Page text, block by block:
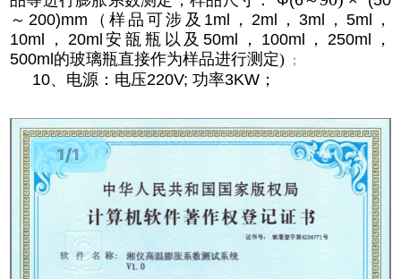
～200)mm （样 品可涉及 1ml ， 2ml ， 3ml ， 5ml
，
10ml
， 20ml 安瓿瓶以及50ml ， 100ml ，250ml
，
500ml 的玻璃瓶直接作为样品进行测定) ；
10、电源：电压220V; 功率3KW；